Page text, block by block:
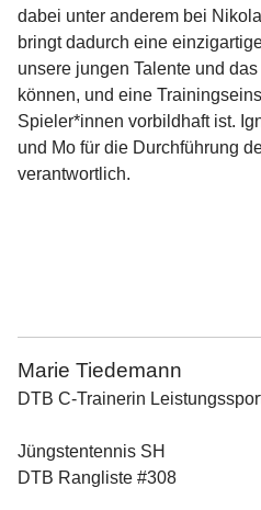
dabei unter anderem bei
bringt dadurch eine
unsere jungen Talente und
können, und eine
Spieler*innen vorbildhaft ist.
und Mo für die Durchführung
verantwortlich.
Marie Tiedemann
DTB C-Trainerin
Jüngstentennis SH
DTB Rangliste #308